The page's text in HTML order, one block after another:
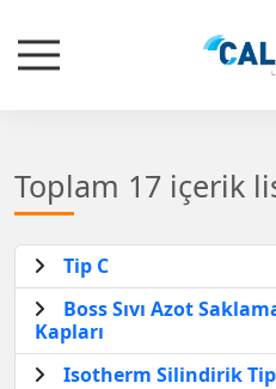
Toplam 17 içerik
Tip C
Boss Sıvı Azot
Kapları
Isotherm Silindirik Tip